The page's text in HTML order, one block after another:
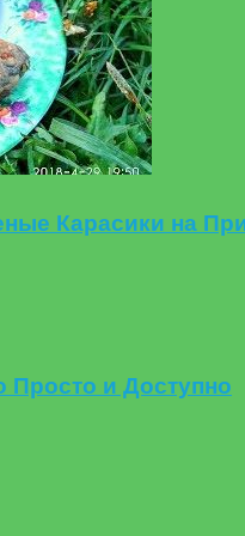
Карасики на
и Доступно